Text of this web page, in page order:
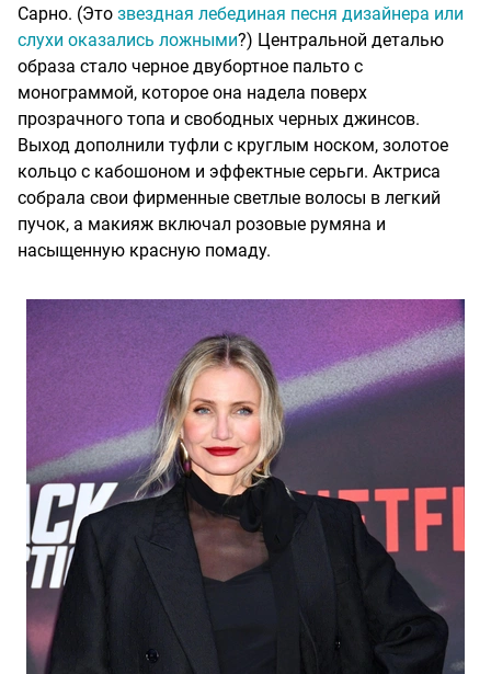
Сарно. (Это звездная лебединая песня дизайнера или
слухи оказались ложными?) Центральной деталью
образа стало черное двубортное пальто с
монограммой, которое она надела поверх
прозрачного топа и свободных черных джинсов.
Выход дополнили туфли с круглым носком, золотое
кольцо с кабошоном и эффектные серьги. Актриса
собрала свои фирменные светлые волосы в легкий
пучок, а макияж включал розовые румяна и
насыщенную красную помаду.